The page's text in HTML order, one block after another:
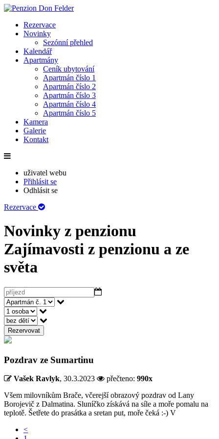
Rezervace
Novinky
Sezónní přehled
Kalendář
Apartmány
Ceník ubytování
Apartmán číslo 1
Apartmán číslo 2
Apartmán číslo 3
Apartmán číslo 4
Apartmán číslo 5
Kamera
Galerie
Kontakt
uživatel webu
Přihlásit se
Odhlásit se
Rezervace
Novinky z penzionu
Zajímavosti z penzionu a ze
světa
Rezervovat
Pozdrav ze Sumartinu
Vašek Ravlyk, 30.3.2023 přečteno: 990x
Všem milovníkům Brače, včerejší obrazový pozdrav od Lany
Borojevič z Dalmatina. Sluníčko získává na síle a moře pomalu na
teplotě. Šetřete do prasátka a sretan put, moře čeká :-) V
<